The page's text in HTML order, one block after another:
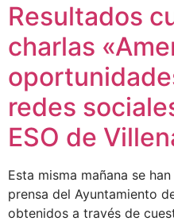
Resultados
charlas
redes
ESO de
Esta misma mañana se
prensa del Ayuntamiento
obtenidos a través de